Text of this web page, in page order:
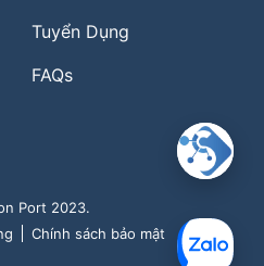
Tuyển Dụng
FAQs
Port 2023.
Chính sách bảo mật